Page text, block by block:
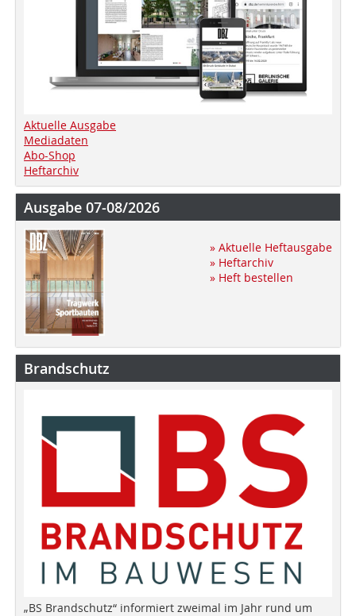
Aktuelle Ausgabe
Mediadaten
Abo-Shop
Heftarchiv
Ausgabe 07-08/2026
» Aktuelle Heftausgabe
» Heftarchiv
» Heft bestellen
Brandschutz
„BS Brandschutz“ informiert zweimal im Jahr rund um